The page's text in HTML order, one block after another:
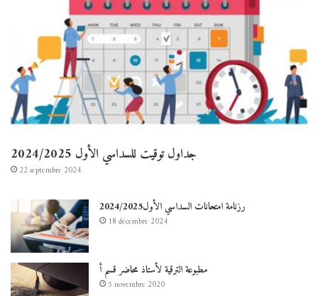
جداول توقيت للسداسي الأول 2024/2025
22 septembre 2024
رزنامة امتحانات السداسي الأول2024/2025
18 décembre 2024
مطبوعة الترقية لأستاذ محاضر قسم أ
5 novembre 2020